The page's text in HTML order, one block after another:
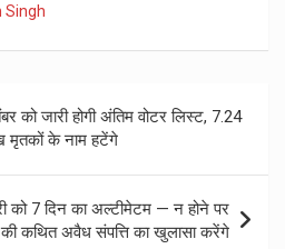
Singh
को जारी होगी अंतिम वोटर लिस्ट, 7.24
मृतकों के नाम हटेंगे
को 7 दिन का अल्टीमेटम — न होने पर
कथित अवैध संपत्ति का खुलासा करेंगे